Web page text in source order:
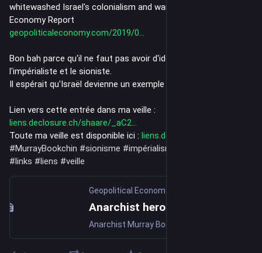
whitewashed Israel's colonialism and war crimes - Geopolitical
Economy Report
geopoliticaleconomy.com/2019/0
Bon bah parce qu'il ne faut pas avoir d'idoles, voici Bookchin
l'impérialiste et le sioniste.
Il espérait qu'Israël devienne un exemple de fédéralisme.
Lien vers cette entrée dans ma veille :
liens.declosure.ch/shaare/_aC2
Toute ma veille est disponible ici : liens.declosure.ch/
#MurrayBookchin #sionisme #impérialisme
#links #liens #veille
Geopolitical Economy Report